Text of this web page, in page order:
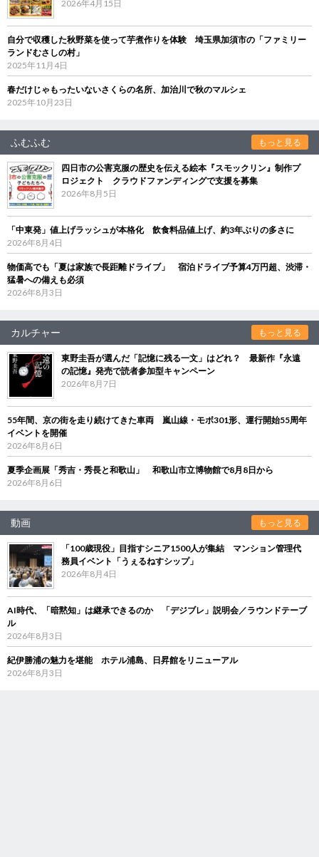
2026年4月15日
自分で収穫した秋野菜を使って芋煮作りを体験 埼玉県加須市の「ファミリー
ランドむさしの村」
2025年11月4日
春だけじゃもったいないさくらの名所、加治川で秋のマルシェ
2025年10月23日
ふむふむ もっと見る
四日市の公害克服の歴史を伝える絵本『スモックリン』制作プ
ロジェクト クラウドファンディングで支援を募集
2026年8月5日
「中東発」値上げラッシュが本格化 飲食料品値上げ、約3年ぶりの多さに
2026年8月4日
物価高でも「夏は家族で長距離ドライブ」 宿泊ドライブ予算4万円超、渋滞・
猛暑への備えも必須
2026年8月3日
カルチャー もっと見る
東野圭吾が選んだ「記憶に残る一文」はどれ？ 最新作『永遠
の記憶』発売で読者参加型キャンペーン
2026年8月7日
55年間、京の街を走り続けてきた車両 嵐山線・モボ301形、運行開始55周年
イベントを開催
2026年8月6日
夏季企画展「秀吉・秀長と和歌山」 和歌山市立博物館で8月8日から
2026年8月6日
動画 もっと見る
「100歳現役」目指すシニア1500人が集結 マンション管理代
務員イベント「うぇるねすシップ」
2026年8月4日
AI時代、「暗黙知」は継承できるのか 「デジブレ」説明会／ラウンドテーブ
ル
2026年8月3日
紀伊勝浦の魅力を堪能 ホテル浦島、日昇館をリニューアル
2026年8月3日